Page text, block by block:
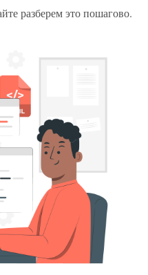
разберем это пошагово.